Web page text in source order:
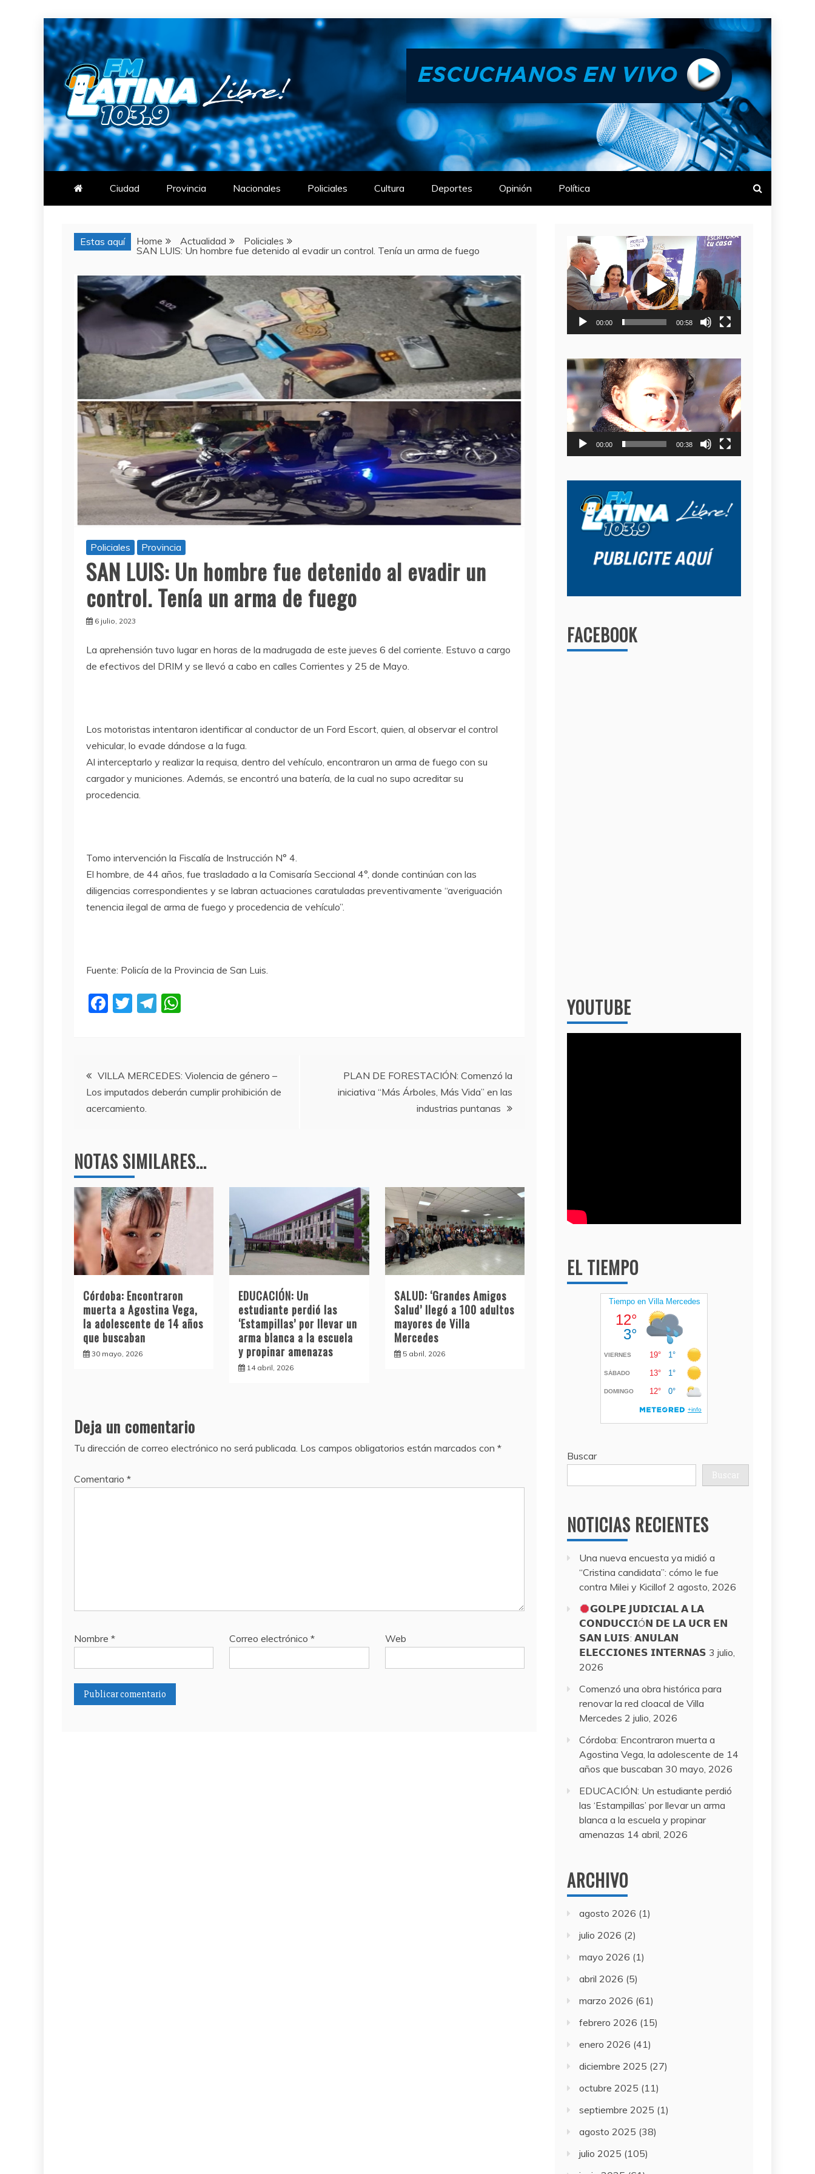
Skip
to
content
FM LATINA
NOTICIAS
Ciudad Provincia Nacionales Policiales Cultura Deportes Opinión Política
Estas aquí Home Actualidad
Policiales
SAN LUIS: Un hombre fue detenido al evadir un control. Tenía un arma de fuego
Policiales Provincia
SAN LUIS: Un hombre fue detenido al evadir un
control. Tenía un arma de fuego
6 julio, 2023
La aprehensión tuvo lugar en horas de la madrugada de este jueves 6 del corriente. Estuvo a cargo
de efectivos del DRIM y se llevó a cabo en calles Corrientes y 25 de Mayo.
Los motoristas intentaron identificar al conductor de un Ford Escort, quien, al observar el control
vehicular, lo evade dándose a la fuga.
Al interceptarlo y realizar la requisa, dentro del vehículo, encontraron un arma de fuego con su
cargador y municiones. Además, se encontró una batería, de la cual no supo acreditar su
procedencia.
Tomo intervención la Fiscalía de Instrucción N° 4.
El hombre, de 44 años, fue trasladado a la Comisaría Seccional 4°, donde continúan con las
diligencias correspondientes y se labran actuaciones caratuladas preventivamente “averiguación
tenencia ilegal de arma de fuego y procedencia de vehículo”.
Fuente: Policía de la Provincia de San Luis.
F
b
o
o
T
T
a
m
A
p
Navegación
de
VILLA MERCEDES: Violencia de género –
Los imputados deberán cumplir prohibición de
acercamiento.
PLAN DE FORESTACIÓN: Comenzó la
iniciativa “Más Árboles, Más Vida” en las
industrias puntanas
NOTAS SIMILARES...
Córdoba: Encontraron
muerta a Agostina Vega,
la adolescente de 14 años
que buscaban
30 mayo, 2026
EDUCACIÓN: Un
estudiante perdió las
‘Estampillas’ por llevar un
arma blanca a la escuela
y propinar amenazas
14 abril, 2026
SALUD: ‘Grandes Amigos
Salud’ llegó a 100 adultos
mayores de Villa
Mercedes
5 abril, 2026
Deja un comentario
Tu dirección de correo electrónico no será publicada. Los campos obligatorios están marcados con *
Comentario *
Nombre * Correo electrónico* Web
Reproductor
de
video
00:00 00:58
Reproductor
de
video
00:00 00:38
FACEBOOK
YOUTUBE
EL TIEMPO
Buscar
Buscar
NOTICIAS RECIENTES
Una nueva encuesta ya midió a
“Cristina candidata”: cómo le fue
contra Milei y Kicillof 2 agosto, 2026
𝗚𝗢𝗟𝗣𝗘 𝗝𝗨𝗗𝗜𝗖𝗜𝗔𝗟 𝗔 𝗟𝗔
𝗖𝗢𝗡𝗗𝗨𝗖𝗖𝗜Ó𝗡 𝗗𝗘 𝗟𝗔 𝗨𝗖𝗥 𝗘𝗡
𝗦𝗔𝗡 𝗟𝗨𝗜𝗦: 𝗔𝗡𝗨𝗟𝗔𝗡
𝗘𝗟𝗘𝗖𝗖𝗜𝗢𝗡𝗘𝗦 𝗜𝗡𝗧𝗘𝗥𝗡𝗔𝗦 3 julio,
2026
Comenzó una obra histórica para
renovar la red cloacal de Villa
Mercedes 2 julio, 2026
Córdoba: Encontraron muerta a
Agostina Vega, la adolescente de 14
años que buscaban 30 mayo, 2026
EDUCACIÓN: Un estudiante perdió
las ‘Estampillas’ por llevar un arma
blanca a la escuela y propinar
amenazas 14 abril, 2026
ARCHIVO
agosto 2026 (1)
julio 2026 (2)
mayo 2026 (1)
abril 2026 (5)
marzo 2026 (61)
febrero 2026 (15)
enero 2026 (41)
diciembre 2025 (27)
octubre 2025 (11)
septiembre 2025 (1)
agosto 2025 (38)
julio 2025 (105)